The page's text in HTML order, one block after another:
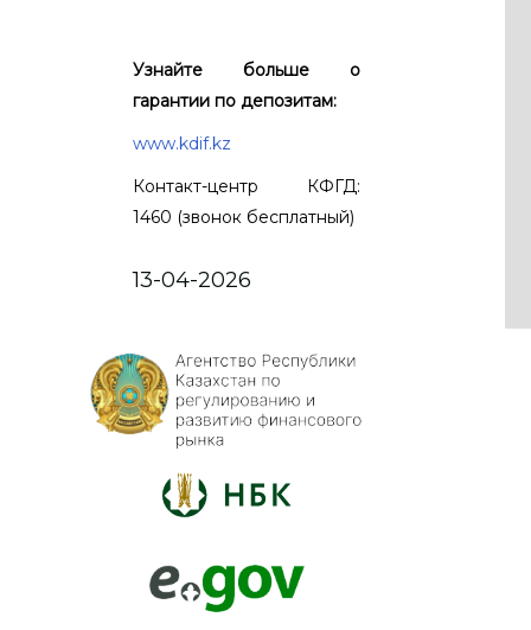
Узнайте больше о
гарантии по депозитам:
www.kdif.kz
Контакт-центр КФГД:
1460 (звонок бесплатный)
13-04-2026